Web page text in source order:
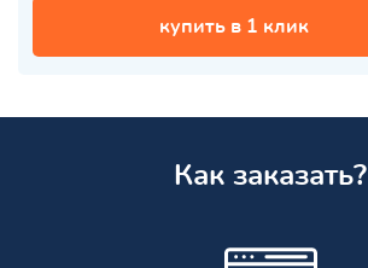
купить в 1 клик
Как заказать?